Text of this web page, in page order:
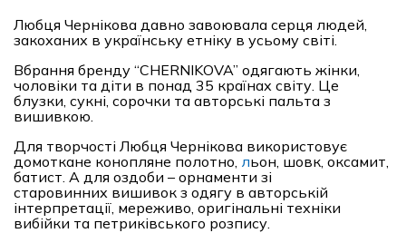
Любця Чернікова давно завоювала серця людей,
закоханих в українську етніку в усьому світі.
Вбрання бренду “CHERNIKOVA” одягають жінки,
чоловіки та діти в понад 35 країнах світу. Це
блузки, сукні, сорочки та авторські пальта з
вишивкою.
Для творчості Любця Чернікова використовує
домоткане конопляне полотно, льон, шовк, оксамит,
батист. А для оздоби – орнаменти зі
старовинних вишивок з одягу в авторській
інтерпретації, мереживо, оригінальні техніки
вибійки та петриківського розпису.